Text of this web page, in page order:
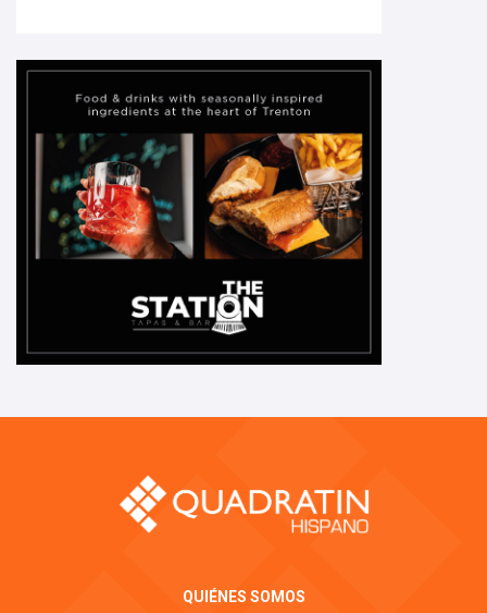
QUIÉNES SOMOS